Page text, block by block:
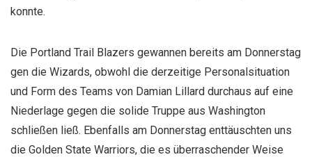
konnte.
Die Portland Trail Blazers gewannen bereits am Donnerstag
gen die Wizards, obwohl die derzeitige Personalsituation
und Form des Teams von Damian Lillard durchaus auf eine
Niederlage gegen die solide Truppe aus Washington
schließen ließ. Ebenfalls am Donnerstag enttäuschten uns
die Golden State Warriors, die es überraschender Weise